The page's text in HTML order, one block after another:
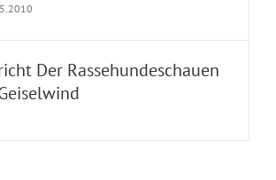
Der Rassehundeschauen